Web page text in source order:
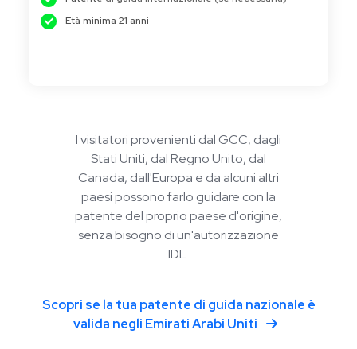
Età minima 21 anni
I visitatori provenienti dal GCC, dagli
Stati Uniti, dal Regno Unito, dal
Canada, dall'Europa e da alcuni altri
paesi possono farlo guidare con la
patente del proprio paese d'origine,
senza bisogno di un'autorizzazione
IDL.
Scopri se la tua patente di guida nazionale è
valida negli Emirati Arabi Uniti